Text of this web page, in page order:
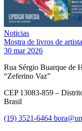
Noticias
Mostra de livros de
30 mar 2026
Rua Sérgio Buarque de
“Zeferino Vaz”
CEP 13083-859 –
Brasil
(19) 3521-6464